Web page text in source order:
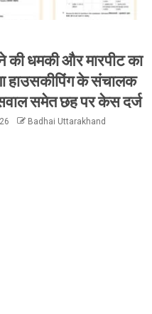
की धमकी और मारपीट का
हाउसकीपिंग के संचालक
समेत छह पर केस दर्ज
Badhai Uttarakhand